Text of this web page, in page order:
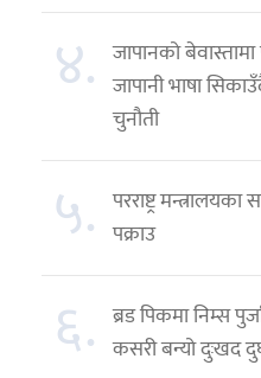
४. जापानको
जापानी भाषा
चुनौती
५. परराष्ट्र
पक्राउ
६. ब्रड पिकमा निम्स
कसरी बन्यो दुःखद